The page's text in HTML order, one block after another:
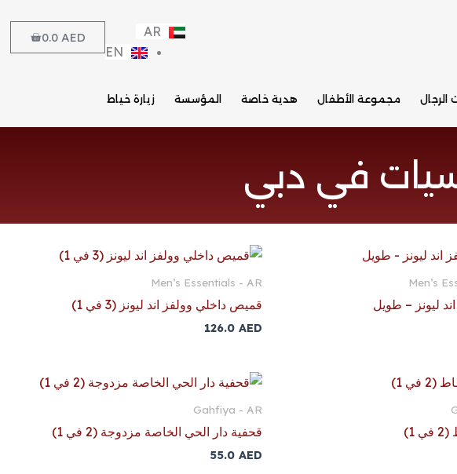
0.0AED
Cart
AR
EN
الرجال مجموعة الأطفال هدية خاصة المؤسسة زيارة خياط
في دبي
Men’s
ليونز – طويل
Men’s Essentials - AR
قميص داخلي وولفز اند ليونز (3 في 1)
126.0AED
1)
Gahfiya - AR
قحفية دار الحي الخاصة مزدوجة (2 في 1)
55.0AED